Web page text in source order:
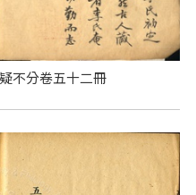
不分卷五十二冊